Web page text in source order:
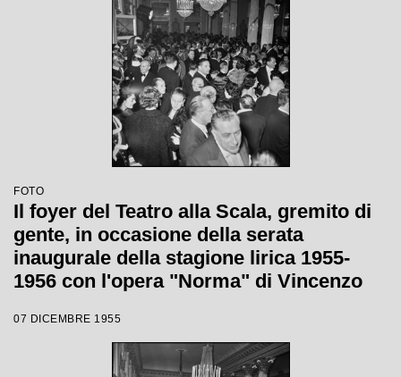
FOTO
Il foyer del Teatro alla Scala, gremito di
gente, in occasione della serata
inaugurale della stagione lirica 1955-
1956 con l'opera "Norma" di Vincenzo
regia di Margherita Wallmann
07 DICEMBRE 1955